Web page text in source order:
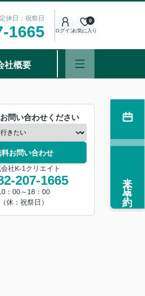
休日：祝祭日
1665 ログインお気に入り
0
社概要
問い合わせください
料お問い合わせ
社K-1クリエイト
207-1665
：00～18：00
（休：祝祭日）
来店予約